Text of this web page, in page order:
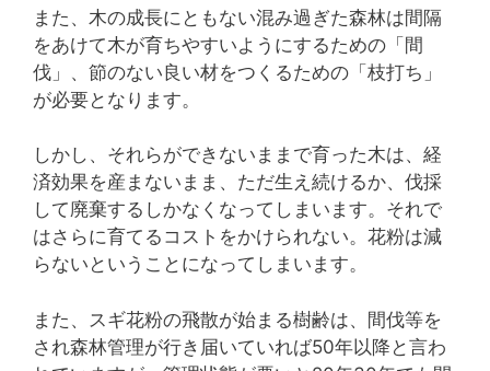
また、木の成長にともない混み過ぎた森林は間隔
をあけて木が育ちやすいようにするための「間
伐」、節のない良い材をつくるための「枝打ち」
が必要となります。
しかし、それらができないままで育った木は、経
済効果を産まないまま、ただ生え続けるか、伐採
して廃棄するしかなくなってしまいます。それで
はさらに育てるコストをかけられない。花粉は減
らないということになってしまいます。
また、スギ花粉の飛散が始まる樹齢は、間伐等を
され森林管理が行き届いていれば50年以降と言わ